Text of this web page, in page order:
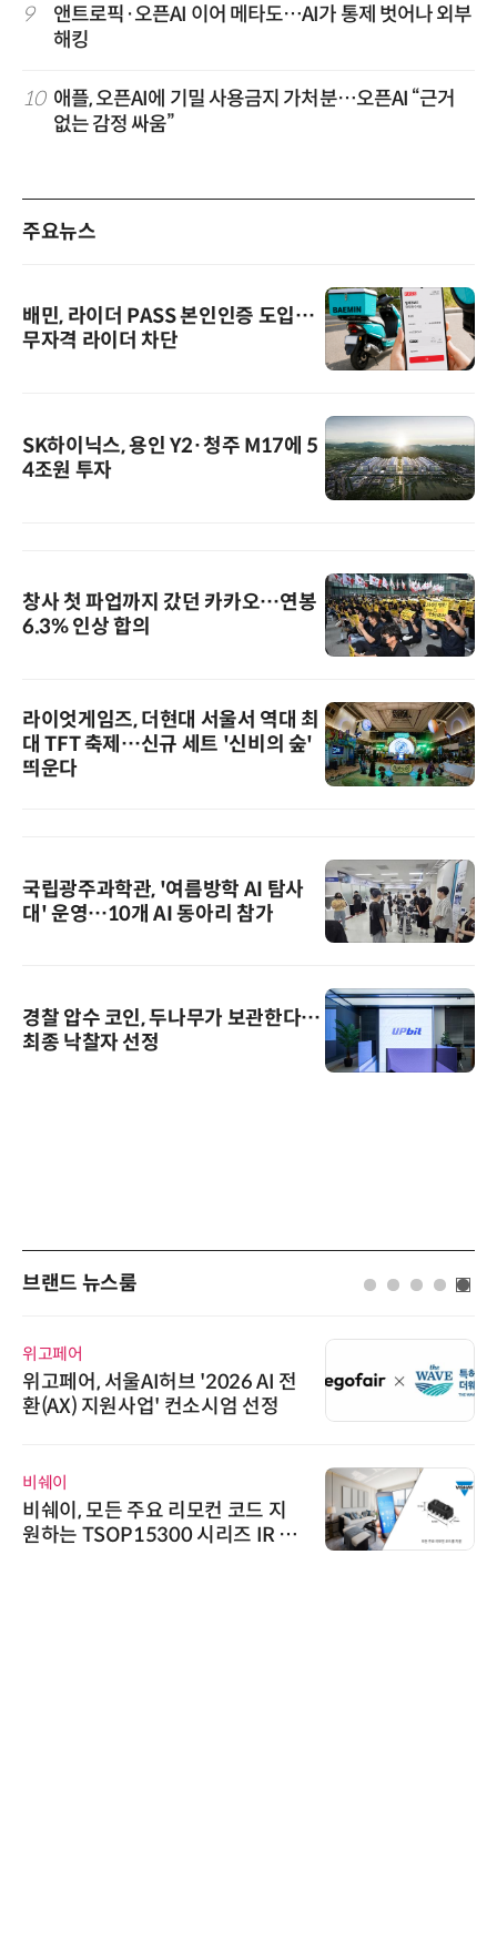
9
앤트로픽·오픈AI 이어 메타도…AI가 통제 벗어나 외부
해킹
10 애플, 오픈AI에 기밀 사용금지 가처분…오픈AI “근거
없는 감정 싸움”
주요뉴스
배민, 라이더 PASS 본인인증 도입…
무자격 라이더 차단
SK하이닉스, 용인 Y2·청주 M17에 5
4조원 투자
창사 첫 파업까지 갔던 카카오…연봉
6.3% 인상 합의
라이엇게임즈, 더현대 서울서 역대 최
대 TFT 축제…신규 세트 '신비의 숲'
띄운다
국립광주과학관, '여름방학 AI 탐사
대' 운영…10개 AI 동아리 참가
경찰 압수 코인, 두나무가 보관한다…
최종 낙찰자 선정
브랜드 뉴스룸
위고페어
위고페어, 서울AI허브 '2026 AI 전
환(AX) 지원사업' 컨소시엄 선정
비쉐이
비쉐이, 모든 주요 리모컨 코드 지
원하는 TSOP15300 시리즈 IR 수